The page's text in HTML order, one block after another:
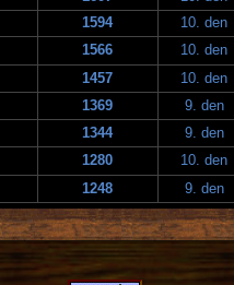
1594
10. den
1566
10. den
1457
10. den
1369
9. den
1344
9. den
1280
10. den
1248 9. den